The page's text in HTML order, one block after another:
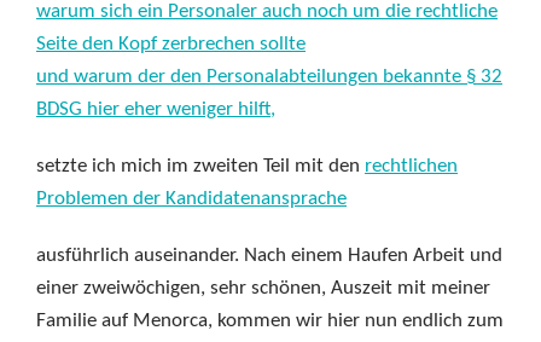
warum sich ein Personaler auch noch um die rechtliche
Seite den Kopf zerbrechen sollte
und warum der den Personalabteilungen bekannte § 32
BDSG hier eher weniger hilft,
setzte ich mich im zweiten Teil mit den rechtlichen
Problemen der Kandidatenansprache
ausführlich auseinander. Nach einem Haufen Arbeit und
einer zweiwöchigen, sehr schönen, Auszeit mit meiner
Familie auf Menorca, kommen wir hier nun endlich zum